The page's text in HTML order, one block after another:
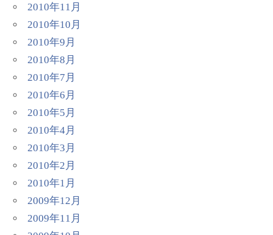
2010年11月
2010年10月
2010年9月
2010年8月
2010年7月
2010年6月
2010年5月
2010年4月
2010年3月
2010年2月
2010年1月
2009年12月
2009年11月